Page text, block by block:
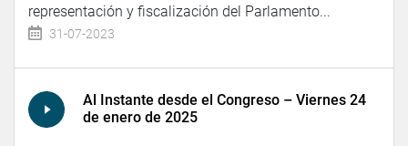
representación y fiscalización del Parlamento...
31-07-2023
Al Instante desde el Congreso – Viernes 24
de enero de 2025